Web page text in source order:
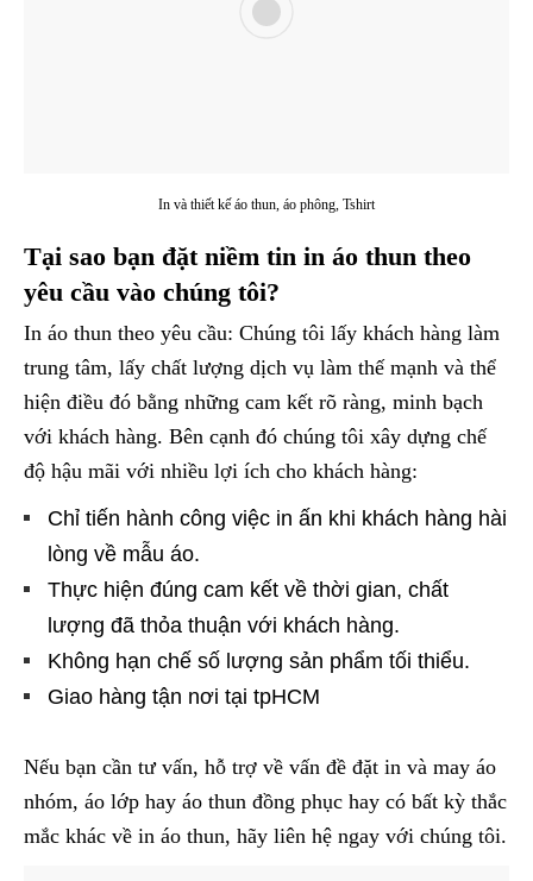
In và thiết kế áo thun, áo phông, Tshirt
Tại sao bạn đặt niềm tin in áo thun theo
yêu cầu vào chúng tôi?
In áo thun theo yêu cầu: Chúng tôi lấy khách hàng làm
trung tâm, lấy chất lượng dịch vụ làm thế mạnh và thể
hiện điều đó bằng những cam kết rõ ràng, minh bạch
với khách hàng. Bên cạnh đó chúng tôi xây dựng chế
độ hậu mãi với nhiều lợi ích cho khách hàng:
Chỉ tiến hành công việc in ấn khi khách hàng hài
lòng về mẫu áo.
Thực hiện đúng cam kết về thời gian, chất
lượng đã thỏa thuận với khách hàng.
Không hạn chế số lượng sản phẩm tối thiểu.
Giao hàng tận nơi tại tpHCM
Nếu bạn cần tư vấn, hỗ trợ về vấn đề đặt in và may áo
nhóm, áo lớp hay áo thun đồng phục hay có bất kỳ thắc
mắc khác về in áo thun, hãy liên hệ ngay với chúng tôi.